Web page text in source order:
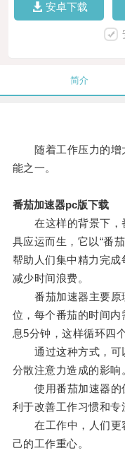
安卓下载
简介
随着工作压力的增
能之一。
番茄加速器pc版下载
在这样的背景下，
具应运而生，它以“番
帮助人们集中精力完成
减少时间浪费。
番茄加速器主要原
位，每个番茄的时间
息5分钟，这样循环四
通过这种方式，可
分散注意力造成的影响
使用番茄加速器的
利于改善工作习惯和专
在工作中，人们更
己的工作重心。